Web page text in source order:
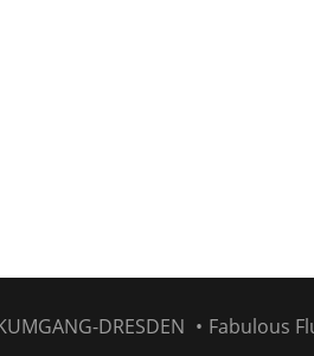
DRESDEN • Fabulous